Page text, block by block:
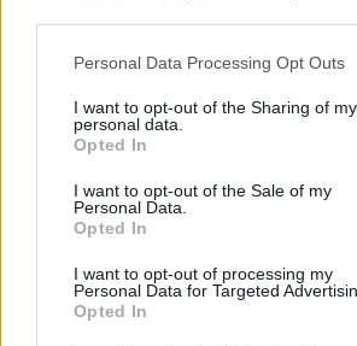
Personal Data Processing Opt Outs
I want to opt-out of the Sharing of my
personal data.
Opted In
I want to opt-out of the Sale of my
Personal Data.
Opted In
I want to opt-out of processing my
Personal Data for Targeted
Opted In
Πήγες διακοπές,
|
Ηγεσία και η
καλού ενάντια